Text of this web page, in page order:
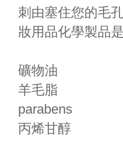
刺由塞住您的毛
妝用品化學製品
礦物油
羊毛脂
parabens
丙烯甘醇